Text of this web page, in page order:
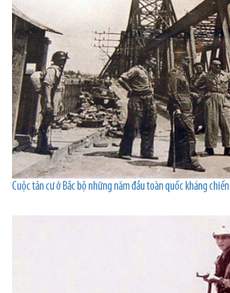
Cuộc tản cư ở Bắc bộ những năm đầu toàn quốc kháng chiến